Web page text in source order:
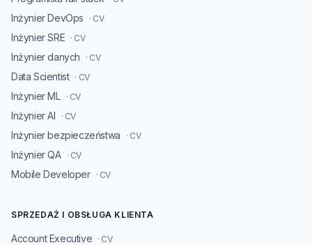
Inżynier DevOps · CV
Inżynier SRE · CV
Inżynier danych · CV
Data Scientist · CV
Inżynier ML · CV
Inżynier AI · CV
Inżynier bezpieczeństwa · CV
Inżynier QA · CV
Mobile Developer · CV
SPRZEDAŻ I OBSŁUGA KLIENTA
Account Executive · CV